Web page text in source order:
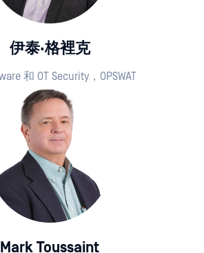
伊泰·格裡克
和 OT Security，OPSWAT
Mark Toussaint